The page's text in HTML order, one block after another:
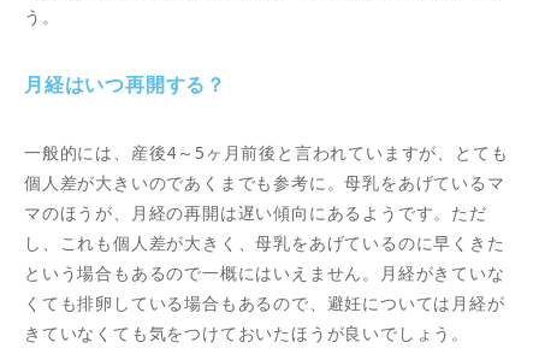
う。
月経はいつ再開する？
一般的には、産後4～5ヶ月前後と言われていますが、とても
個人差が大きいのであくまでも参考に。母乳をあげているマ
マのほうが、月経の再開は遅い傾向にあるようです。ただ
し、これも個人差が大きく、母乳をあげているのに早くきた
という場合もあるので一概にはいえません。月経がきていな
くても排卵している場合もあるので、避妊については月経が
きていなくても気をつけておいたほうが良いでしょう。